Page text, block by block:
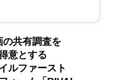
共有調査を
意とする
ルファースト